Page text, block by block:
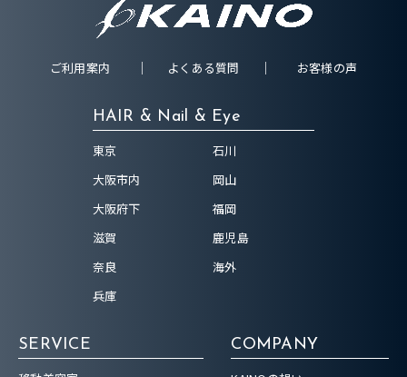
ご利用案内 よくある質問 お客様の声
HAIR & Nail & Eye
東京
大阪市内
大阪府下
滋賀
奈良
兵庫
石川
岡山
福岡
鹿児島
海外
SERVICE
COMPANY